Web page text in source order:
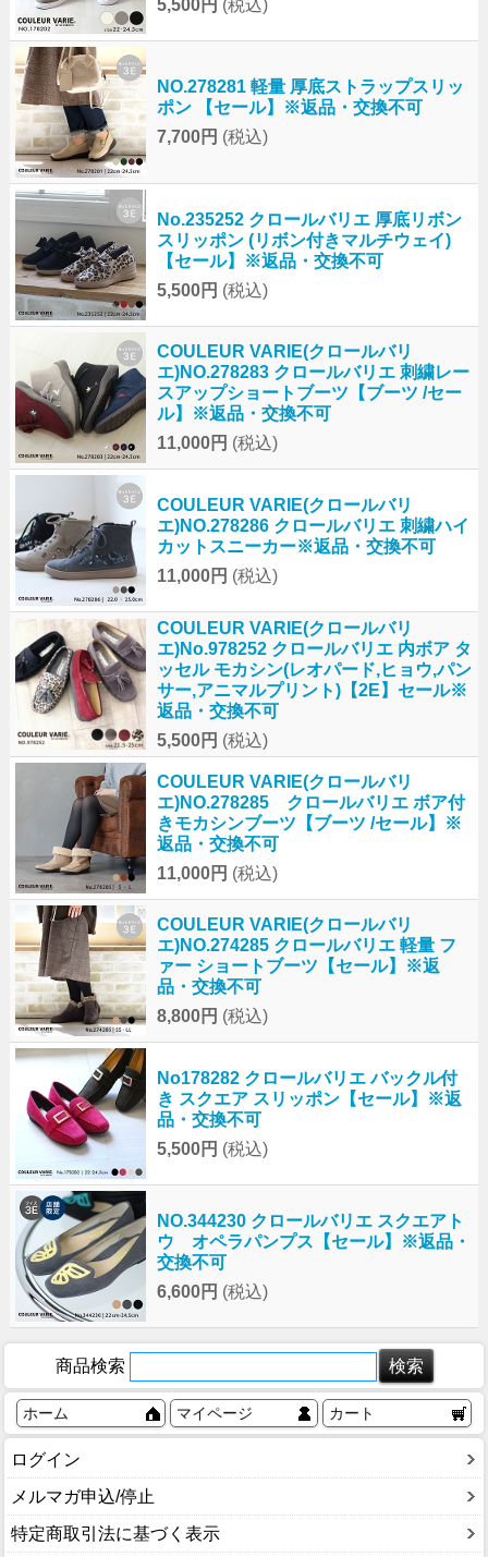
5,500円 (税込)
NO.278281 軽量 厚底ストラップスリッ
ポン 【セール】※返品・交換不可
7,700円 (税込)
No.235252 クロールバリエ 厚底リボン
スリッポン (リボン付きマルチウェイ)
【セール】※返品・交換不可
5,500円 (税込)
COULEUR VARIE(クロールバリ
エ)NO.278283 クロールバリエ 刺繍レー
スアップショートブーツ【ブーツ /セー
ル】※返品・交換不可
11,000円 (税込)
COULEUR VARIE(クロールバリ
エ)NO.278286 クロールバリエ 刺繍ハイ
カットスニーカー※返品・交換不可
11,000円 (税込)
COULEUR VARIE(クロールバリ
エ)No.978252 クロールバリエ 内ボア タ
ッセル モカシン(レオパード,ヒョウ,パン
サー,アニマルプリント)【2E】セール※
返品・交換不可
5,500円 (税込)
COULEUR VARIE(クロールバリ
エ)NO.278285 クロールバリエ ボア付
きモカシンブーツ【ブーツ /セール】※
返品・交換不可
11,000円 (税込)
COULEUR VARIE(クロールバリ
エ)NO.274285 クロールバリエ 軽量 フ
ァー ショートブーツ【セール】※返
品・交換不可
8,800円 (税込)
No178282 クロールバリエ バックル付
き スクエア スリッポン【セール】※返
品・交換不可
5,500円 (税込)
NO.344230 クロールバリエ スクエアト
ウ オペラパンプス【セール】※返品・
交換不可
6,600円 (税込)
商品検索
ホーム マイページ カート
ログイン
メルマガ申込/停止
特定商取引法に基づく表示